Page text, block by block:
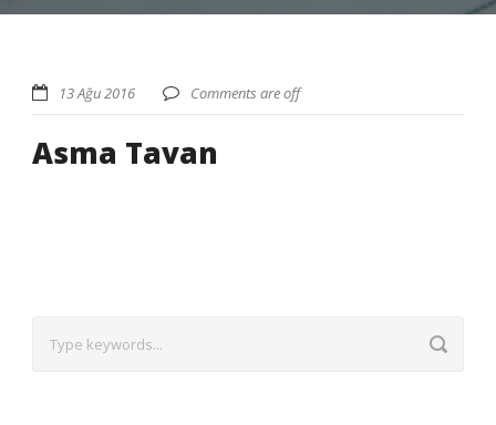
13 Ağu 2016 Comments are off
Asma Tavan